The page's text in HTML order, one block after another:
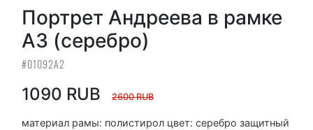
Портрет Андреева в рамке
А3 (серебро)
#01092А2
1090 RUB 2600 RUB
материал рамы: полистирол цвет: серебро защитный